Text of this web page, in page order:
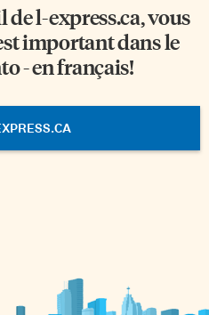
del-express.ca, vous
important dans le
- en français!